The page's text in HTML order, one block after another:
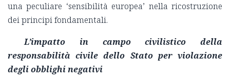
una peculiare ‘sensibilità europea’ nella ricostruzione
dei principi fondamentali.
L’impatto in campo civilistico della
responsabilità civile dello Stato per violazione
degli obblighi negativi